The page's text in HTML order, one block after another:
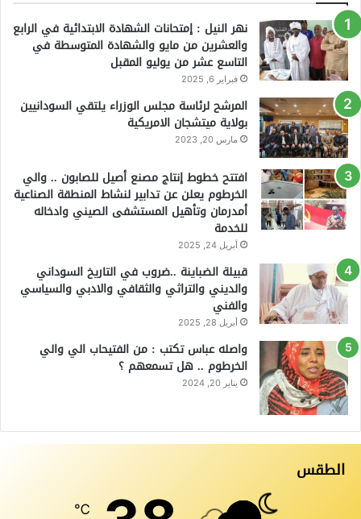
نهر النيل : إمتحانات الشهادة الابتدائية في الرابع
والعشرين من مايو والشهادة المتوسطة في
التاسع عشر من يوليو المقبل
فبراير 6, 2025
المرشح لرئاسة مجلس الوزراء يلتقي السودانيين
بولاية ميتشجان الامريكية
مارس 20, 2023
افتتح خطوط إنتاج مصنع أصيل للصابون .. والي
الخرطوم يعلن عن تدابير لنشاط المنطقة الصناعية
أمدرمان وتأهيل المستشفى الصيني وادخاله
للخدمة
أبريل 24, 2025
قبيلة الضباينة ..ضروب في التاريخ السوداني
والديني والتراثي والثقافي والادبي والسياسي
والفني
أبريل 28, 2025
واصله عباس تكتب : من الفتيحاب الي والي
الخرطوم .. هل تسمعهم ؟
يناير 20, 2024
الطقس
℃